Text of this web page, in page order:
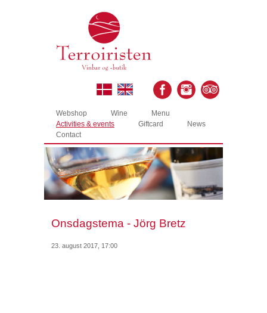
Webshop Wine
Menu
Activities & events
Giftcard
News
Contact
Onsdagstema - Jörg Bretz
23. august 2017, 17:00